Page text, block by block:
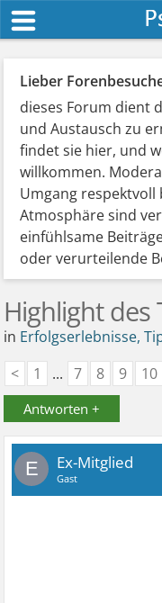
Lieber
dieses Forum dient
und Austausch zu
findet sie hier, und
willkommen.
Umgang respektvoll
Atmosphäre sind
einfühlsame
oder verurteilende
Highlight des
in Erfolgserlebnisse,
<
1 ... 7 8 9 10
Antworten +
E Ex-Mitglied
Gast